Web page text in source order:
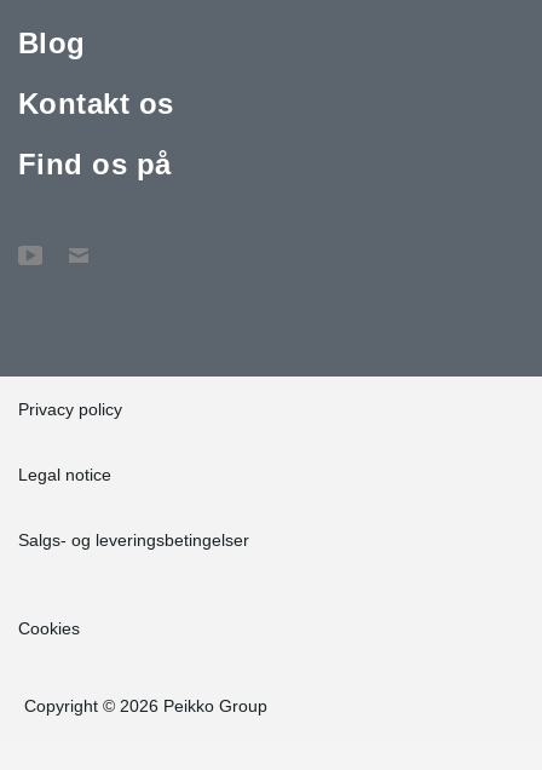
Blog
Kontakt os
Find os på
Privacy policy
Legal notice
Salgs- og leveringsbetingelser
Cookies
Copyright © 2026 Peikko Group